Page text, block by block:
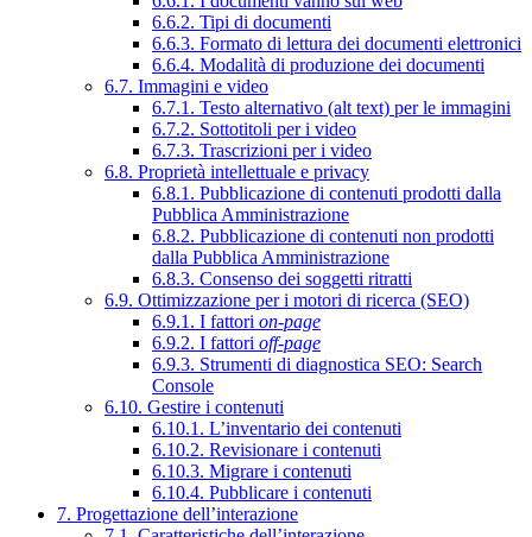
6.6.2. Tipi di documenti
6.6.3. Formato di lettura dei documenti elettronici
6.6.4. Modalità di produzione dei documenti
6.7. Immagini e video
6.7.1. Testo alternativo (alt text) per le immagini
6.7.2. Sottotitoli per i video
6.7.3. Trascrizioni per i video
6.8. Proprietà intellettuale e privacy
6.8.1. Pubblicazione di contenuti prodotti dalla
Pubblica Amministrazione
6.8.2. Pubblicazione di contenuti non prodotti
dalla Pubblica Amministrazione
6.8.3. Consenso dei soggetti ritratti
6.9. Ottimizzazione per i motori di ricerca (SEO)
6.9.1. I fattori on-page
6.9.2. I fattori off-page
6.9.3. Strumenti di diagnostica SEO: Search
Console
6.10. Gestire i contenuti
6.10.1. L’inventario dei contenuti
6.10.2. Revisionare i contenuti
6.10.3. Migrare i contenuti
6.10.4. Pubblicare i contenuti
7. Progettazione dell’interazione